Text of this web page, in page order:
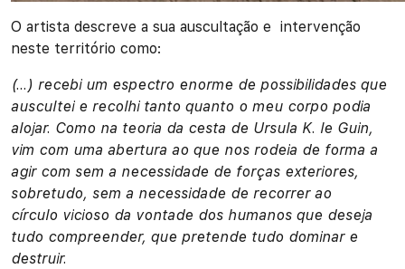
O artista descreve a sua auscultação e intervenção
neste território como:
(…) recebi um espectro enorme de possibilidades que
auscultei e recolhi tanto quanto o meu corpo podia
alojar. Como na teoria da cesta de Ursula K. le Guin,
vim com uma abertura ao que nos rodeia de forma a
agir com sem a necessidade de forças exteriores,
sobretudo, sem a necessidade de recorrer ao
círculo vicioso da vontade dos humanos que deseja
tudo compreender, que pretende tudo dominar e
destruir.